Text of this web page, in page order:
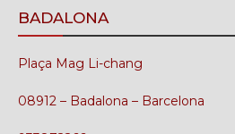
BADALONA
Plaça Mag Li-chang
08912 – Badalona – Barcelona